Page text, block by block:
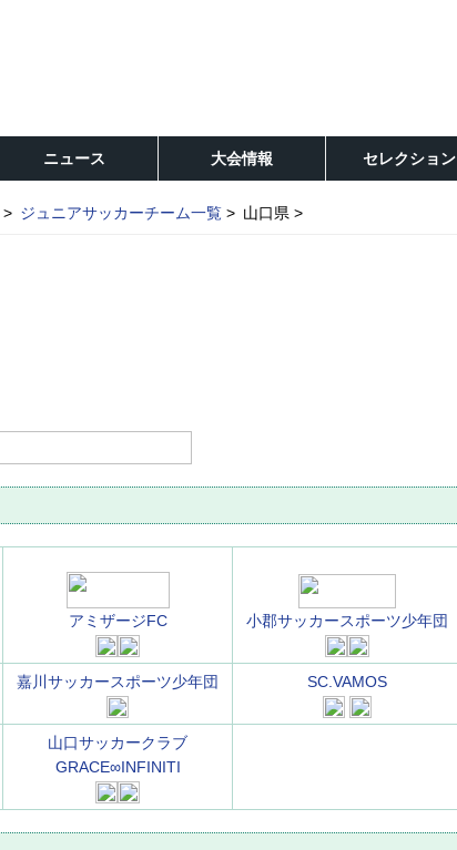
ニュース 大会情報 セレクション
ジュニアサッカーチーム一覧 山口県
アミザージFC 小郡サッカースポーツ少年団
嘉川サッカースポーツ少年団 SC.VAMOS
山口サッカークラブ
GRACE∞INFINITI